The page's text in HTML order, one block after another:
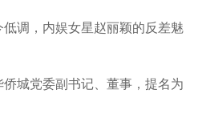
调，内娱女星赵丽颖的反差魅
城党委副书记、董事，提名为